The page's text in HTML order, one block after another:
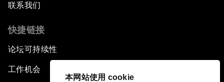
本网站使用 cookie
联系我们
快捷链接
论坛可持续性
工作机会